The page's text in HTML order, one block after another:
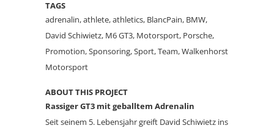
TAGS
adrenalin, athlete, athletics, BlancPain, BMW,
David Schiwietz, M6 GT3, Motorsport, Porsche,
Promotion, Sponsoring, Sport, Team, Walkenhorst
Motorsport
ABOUT THIS PROJECT
Rassiger GT3 mit geballtem Adrenalin
Seit seinem 5. Lebensjahr greift David Schiwietz ins